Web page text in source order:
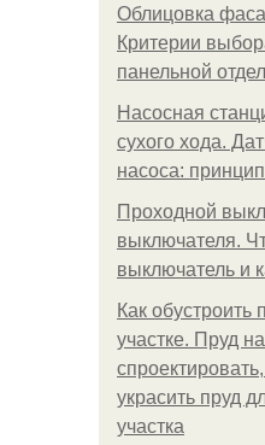
Облицовка
Критерии
панельной
Насосная
сухого хода.
насоса:
Проходной
выключателя.
выключатель и
Как обустроить
участке. Пруд
украсить пруд
участка